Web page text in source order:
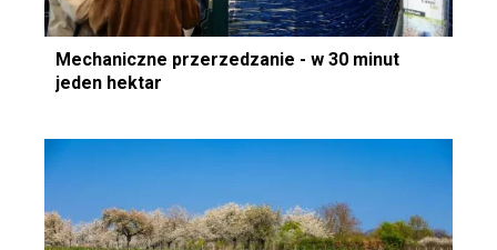
Mechaniczne przerzedzanie - w 30 minut
jeden hektar